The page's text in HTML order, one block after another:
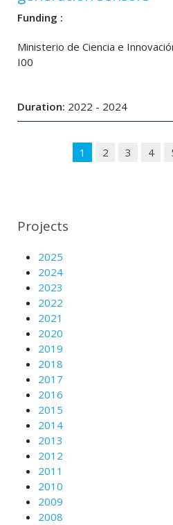
Funding :
Ministerio de Ciencia e
I00
Duration: 2022 - 2024
1 2 3 4
Projects
2025
2024
2023
2022
2021
2020
2019
2018
2017
2016
2015
2014
2013
2012
2011
2010
2009
2008